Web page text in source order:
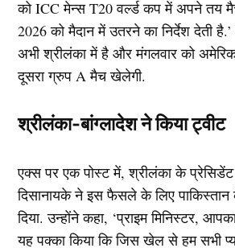
को ICC मेन्स T20 वर्ल्ड कप में अपने तय
2026 को मैदान में उतरने का निर्देश देती
अभी श्रीलंका में है और मंगलवार को
दूसरा ग्रुप A मैच खेलेगी.
श्रीलंका-बांग्लादेश ने किया ट्वीट
एक्स पर एक पोस्ट में, श्रीलंका के प्रेसिडेंट
दिसानायके ने इस फैसले के लिए पाकिस्तान
दिया. उन्होंने कहा, ‘प्राइम मिनिस्टर,
यह पक्का किया कि जिस खेल से हम सभी